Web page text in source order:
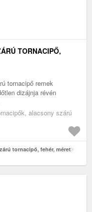
TORNACIPŐ,
tornacipő remek
dizájnja révén
alacsony szárú
tornacipő, fehér, méret